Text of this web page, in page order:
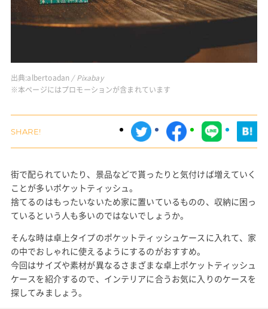
出典:albertoadan / Pixabay
※本ページにはプロモーションが含まれています
街で配られていたり、景品などで貰ったりと気付けば増えていく
ことが多いポケットティッシュ。
捨てるのはもったいないため家に置いているものの、収納に困っ
ているという人も多いのではないでしょうか。
そんな時は卓上タイプのポケットティッシュケースに入れて、家
の中でおしゃれに使えるようにするのがおすすめ。
今回はサイズや素材が異なるさまざまな卓上ポケットティッシュ
ケースを紹介するので、インテリアに合うお気に入りのケースを
探してみましょう。